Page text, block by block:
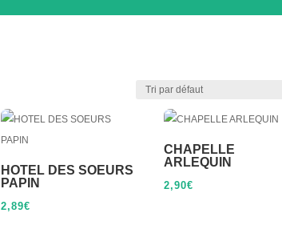
HOTEL DES SOEURS
PAPIN
2,89€
CHAPELLE
ARLEQUIN
2,90€